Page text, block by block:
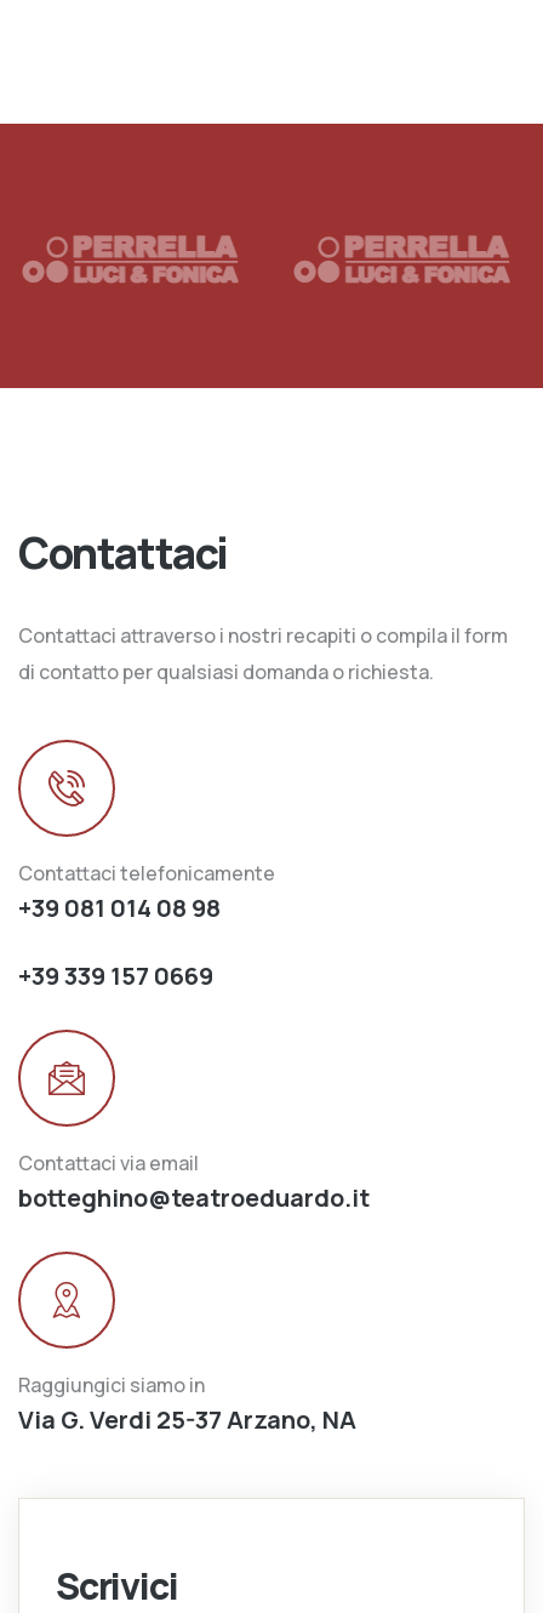
Contattaci
Contattaci attraverso i nostri recapiti o compila il form
di contatto per qualsiasi domanda o richiesta.
Contattaci telefonicamente
+39 081 014 08 98
+39 339 157 0669
Contattaci via email
botteghino@teatroeduardo.it
Raggiungici siamo in
Via G. Verdi 25-37 Arzano, NA
Scrivici